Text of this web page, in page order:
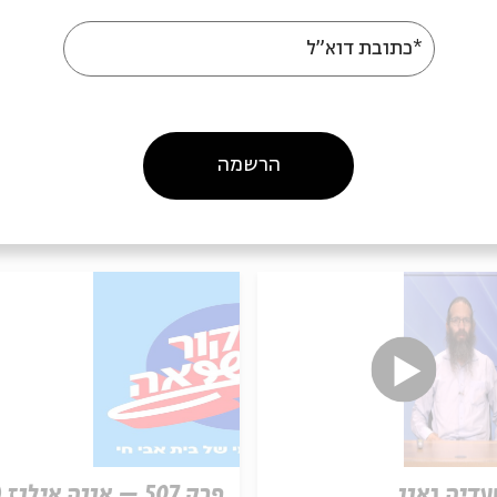
*כתובת דוא"ל
הרשמה